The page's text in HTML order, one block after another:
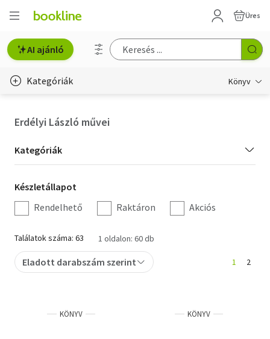
Üres
AI ajánló
Kategóriák Könyv
Hobbi, szabadidő
Irodalom
Művészet
Szakkönyv
Tankönyv, segédkönyv
Erdélyi László művei
Kategória
szűrés
Kategóriák
Készletállapot
szűrés
Készletállapot
Rendelhető
Raktáron Akciós
Találatok száma: 63 1 oldalon: 60 db
Eladott darabszám szerint 1 2
KÖNYV KÖNYV